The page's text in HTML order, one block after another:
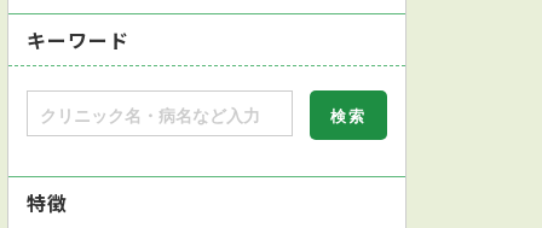
キーワード
特徴